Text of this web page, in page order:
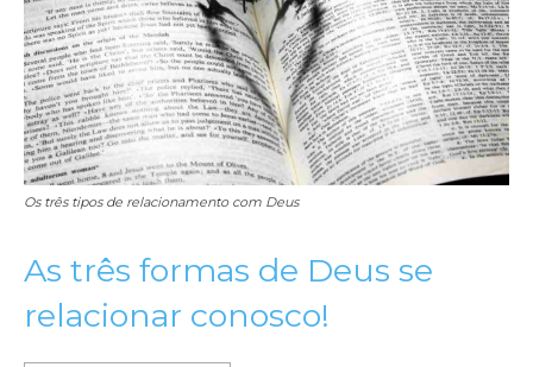
Os três tipos de relacionamento com Deus
As três formas de Deus se
relacionar conosco!